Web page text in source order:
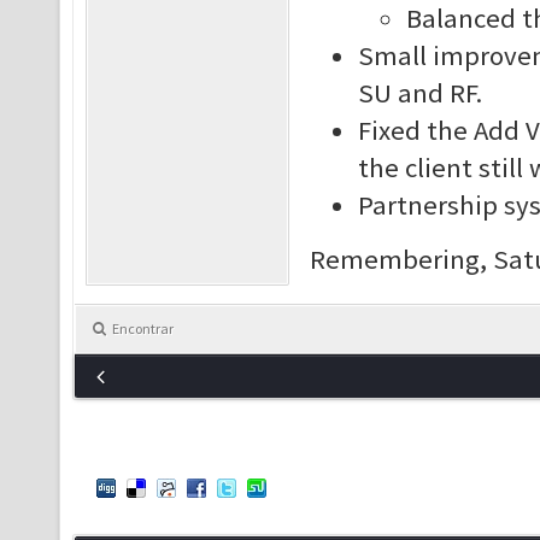
Balanced
Small
SU and RF.
Fixed the Add
the client still
Partnership
Remembering,
Encontrar